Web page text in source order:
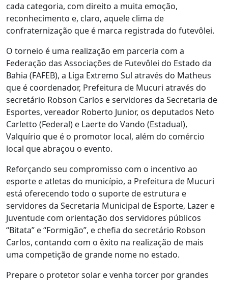
cada categoria, com direito a muita emoção,
reconhecimento e, claro, aquele clima de
confraternização que é marca registrada do futevôlei.
O torneio é uma realização em parceria com a
Federação das Associações de Futevôlei do Estado da
Bahia (FAFEB), a Liga Extremo Sul através do Matheus
que é coordenador, Prefeitura de Mucuri através do
secretário Robson Carlos e servidores da Secretaria de
Esportes, vereador Roberto Junior, os deputados Neto
Carletto (Federal) e Laerte do Vando (Estadual),
Valquírio que é o promotor local, além do comércio
local que abraçou o evento.
Reforçando seu compromisso com o incentivo ao
esporte e atletas do município, a Prefeitura de Mucuri
está oferecendo todo o suporte de estrutura e
servidores da Secretaria Municipal de Esporte, Lazer e
Juventude com orientação dos servidores públicos
“Bitata” e “Formigão”, e chefia do secretário Robson
Carlos, contando com o êxito na realização de mais
uma competição de grande nome no estado.
Prepare o protetor solar e venha torcer por grandes